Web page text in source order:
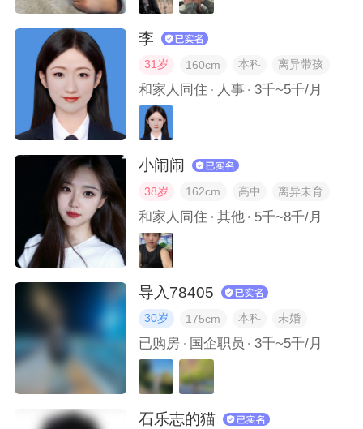
生活中有没有什么特别的活动能让我完全放松？
我向往的恋爱是什么样子的？
别人第一次见我时是什么印象？
我有没有哪些别人难以察觉的优点？
失眠或者睡不着的时候我会做什么？
我会从哪些细节去感知一个人的品味？
李
31岁 160cm 本科 离异带孩
和家人同住 人事 3千~5千/月
小闹闹
38岁 162cm 高中 离异未育
和家人同住 其他 5千~8千/月
导入78405
30岁 175cm 本科 未婚
已购房 国企职员 3千~5千/月
石乐志的猫